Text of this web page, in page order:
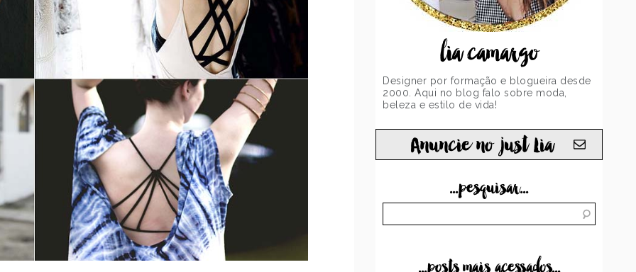
lia camargo
Designer por formação e blogueira desde
2000. Aqui no blog falo sobre moda,
beleza e estilo de vida!
Anuncie no just Lia
...pesquisar...